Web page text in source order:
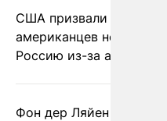
США призвали
американцев не
Россию из-за атак ВСУ
Фон дер Ляйен